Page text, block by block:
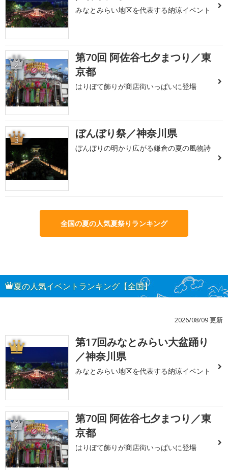
みなとみらい地区を代表する納涼イベント
2
第70回 阿佐谷七夕まつり／東
京都
はりぼて飾りが商店街いっぱいに登場
3 ぼんぼり祭／神奈川県
ぼんぼりの明かり広がる鎌倉の夏の風物詩
全国の夏の人気夏祭りランキング
夏の人気イベントランキング【全国】
2026/08/09 更新
1
第17回みなとみらい大盆踊り
／神奈川県
みなとみらい地区を代表する納涼イベント
2
第70回 阿佐谷七夕まつり／東
京都
はりぼて飾りが商店街いっぱいに登場